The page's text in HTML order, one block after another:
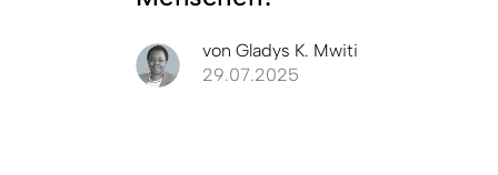
von Gladys K. Mwiti
29.07.2025